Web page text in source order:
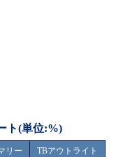
ト(単位:%)
リー TBアウトライト